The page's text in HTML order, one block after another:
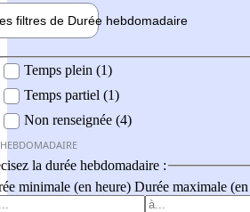
filtres de Durée hebdomadaire
Temps plein (1)
Temps partiel (1)
Non renseignée (4)
la durée hebdomadaire :
minimale (en heure) Durée maximale